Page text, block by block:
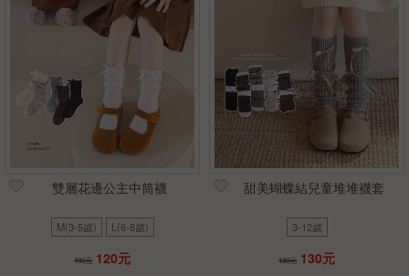
雙層花邊公主中筒襪
M(3-5歲) L(6-8歲)
190元 120元
甜美蝴蝶結兒童堆堆襪套
3-12歲
180元 130元